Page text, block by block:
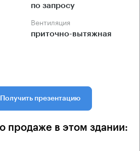
по запросу
Вентиляция
приточно-вытяжная
Получить презентацию
продаже в этом здании: